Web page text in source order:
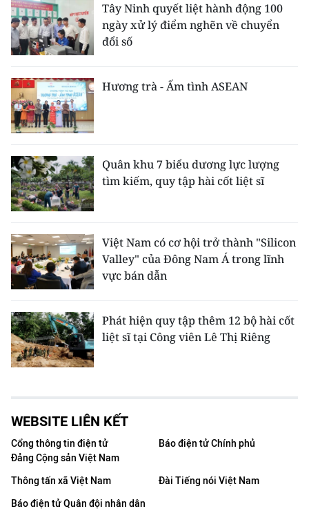
Tây Ninh quyết liệt hành động 100
ngày xử lý điểm nghẽn về chuyển
đổi số
Hương trà - Ấm tình ASEAN
Quân khu 7 biểu dương lực lượng
tìm kiếm, quy tập hài cốt liệt sĩ
Việt Nam có cơ hội trở thành "Silicon
Valley" của Đông Nam Á trong lĩnh
vực bán dẫn
Phát hiện quy tập thêm 12 bộ hài cốt
liệt sĩ tại Công viên Lê Thị Riêng
WEBSITE LIÊN KẾT
Cổng thông tin điện tử
Đảng Cộng sản Việt Nam
Báo điện tử Chính phủ
Thông tấn xã Việt Nam
Đài Tiếng nói Việt Nam
Báo điện tử Quân đội nhân dân